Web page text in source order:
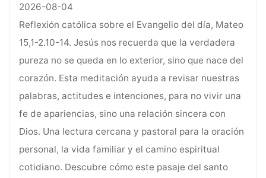
2026-08-04
Reflexión católica sobre el Evangelio del día, Mateo
15,1-2.10-14. Jesús nos recuerda que la verdadera
pureza no se queda en lo exterior, sino que nace del
corazón. Esta meditación ayuda a revisar nuestras
palabras, actitudes e intenciones, para no vivir una
fe de apariencias, sino una relación sincera con
Dios. Una lectura cercana y pastoral para la oración
personal, la vida familiar y el camino espiritual
cotidiano. Descubre cómo este pasaje del santo